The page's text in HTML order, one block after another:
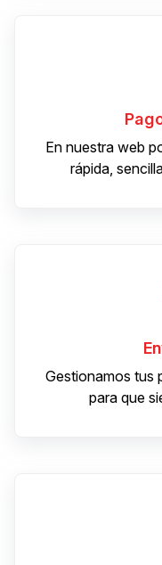
En nuestra web
rápida,
Gestionamos tus
para que